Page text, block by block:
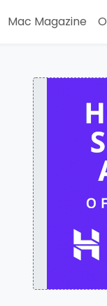
Mac Magazine